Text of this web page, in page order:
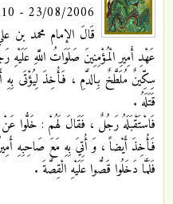
23/08/2006 - 15:10
قَالَ الإمام محمد بن
عَهْدِ أَمِيرِ الْمُؤْمِنِينَ صَلَوَاتُ اللَّهِ
سِكِّينٌ مُلَطَّخٌ بِالدَّمِ ، فَأُخِذَ لِيُؤْتَى بِهِ
قَتَلَهُ .
فَاسْتَقْبَلَهُ رَجُلٌ ، فَقَالَ لَهُمْ : خَلُّوا
فَأُخِذَ أَيْضاً ، وَ أُتِيَ بِهِ مَعَ صَاحِبِهِ
فَلَمَّا دَخَلُوا قَصُّوا عَلَيْهِ الْقِصَّةَ .